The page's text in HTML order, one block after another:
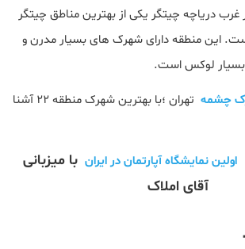
غرب دریاچه چیتگر یکی از بهترین مناطق چیتگر
این منطقه دارای شهرک ‌های بسیار مدرن و
لوکس است.
چشمه
تهران ؛با بهترین شهرک منطقه ۲۲ آشنا
اولین نمایشگاه آپارتمان در ایران با میزبانی
آقای املاک